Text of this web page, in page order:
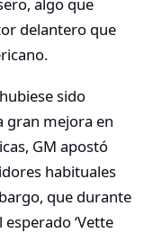
delantero que
sido
gran mejora en
GM apostó
habituales
que durante
‘Vette